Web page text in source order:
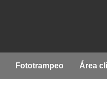
Fototrampeo Área